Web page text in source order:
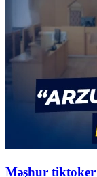
Məşhur